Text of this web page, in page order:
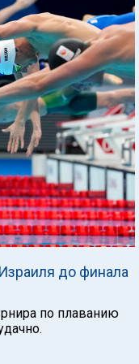
до финала
по плаванию